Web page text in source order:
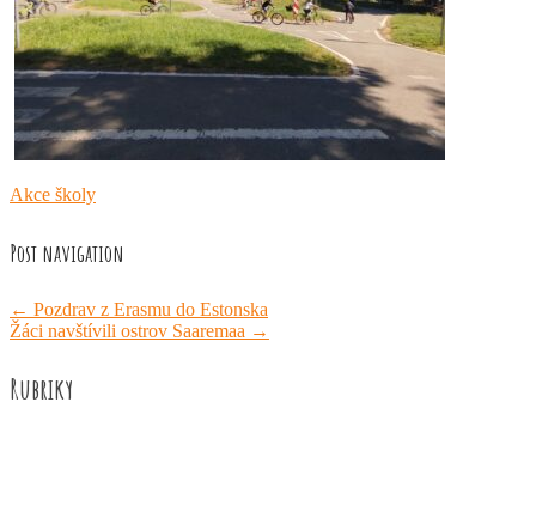
Akce školy
Post navigation
← Pozdrav z Erasmu do Estonska
Žáci navštívili ostrov Saaremaa →
Rubriky